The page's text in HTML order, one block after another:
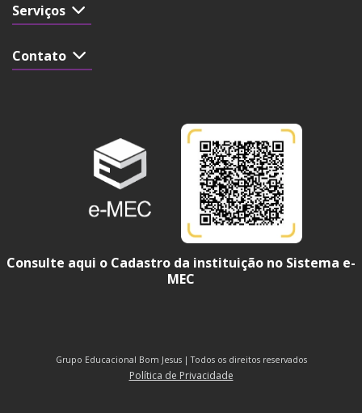
Serviços
Contato
Consulte aqui o Cadastro da instituição no Sistema e-
MEC
Grupo Educacional Bom Jesus | Todos os direitos reservados
Política de Privacidade